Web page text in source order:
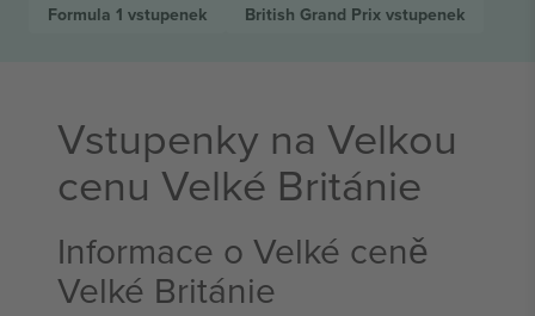
Formula 1 vstupenek British Grand Prix vstupenek
Vstupenky na Velkou
cenu Velké Británie
Informace o Velké ceně
Velké Británie